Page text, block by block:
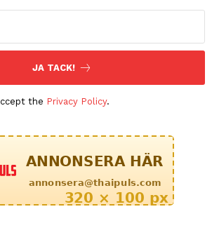
JA TACK!
the Privacy Policy.